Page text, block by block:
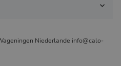
Niederlande info@calo-